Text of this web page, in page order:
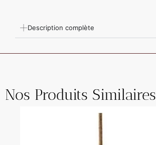
Description complète
Nos Produits Similaires